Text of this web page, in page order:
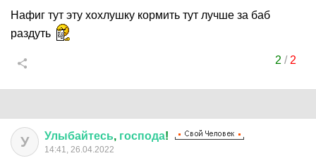
Нафиг тут эту хохлушку кормить тут лучше за баб
раздуть
2 / 2
У Улыбайтесь, господа!
14:41, 26.04.2022